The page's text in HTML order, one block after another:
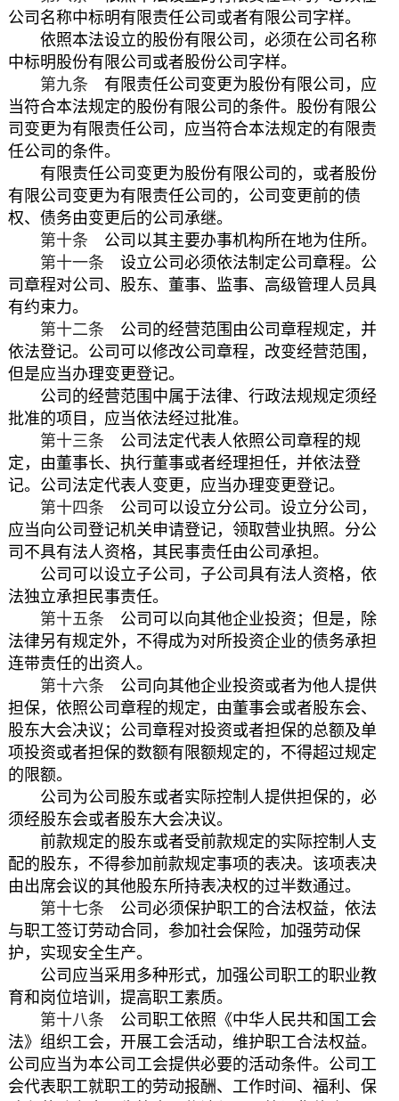
公司名称中标明有限责任公司或者有限公司字样。
依照本法设立的股份有限公司，必须在公司名称
中标明股份有限公司或者股份公司字样。
第九条 有限责任公司变更为股份有限公司，应
当符合本法规定的股份有限公司的条件。股份有限公
司变更为有限责任公司，应当符合本法规定的有限责
任公司的条件。
有限责任公司变更为股份有限公司的，或者股份
有限公司变更为有限责任公司的，公司变更前的债
权、债务由变更后的公司承继。
第十条 公司以其主要办事机构所在地为住所。
第十一条 设立公司必须依法制定公司章程。公
司章程对公司、股东、董事、监事、高级管理人员具
有约束力。
第十二条 公司的经营范围由公司章程规定，并
依法登记。公司可以修改公司章程，改变经营范围，
但是应当办理变更登记。
公司的经营范围中属于法律、行政法规规定须经
批准的项目，应当依法经过批准。
第十三条 公司法定代表人依照公司章程的规
定，由董事长、执行董事或者经理担任，并依法登
记。公司法定代表人变更，应当办理变更登记。
第十四条 公司可以设立分公司。设立分公司，
应当向公司登记机关申请登记，领取营业执照。分公
司不具有法人资格，其民事责任由公司承担。
公司可以设立子公司，子公司具有法人资格，依
法独立承担民事责任。
第十五条 公司可以向其他企业投资；但是，除
法律另有规定外，不得成为对所投资企业的债务承担
连带责任的出资人。
第十六条 公司向其他企业投资或者为他人提供
担保，依照公司章程的规定，由董事会或者股东会、
股东大会决议；公司章程对投资或者担保的总额及单
项投资或者担保的数额有限额规定的，不得超过规定
的限额。
公司为公司股东或者实际控制人提供担保的，必
须经股东会或者股东大会决议。
前款规定的股东或者受前款规定的实际控制人支
配的股东，不得参加前款规定事项的表决。该项表决
由出席会议的其他股东所持表决权的过半数通过。
第十七条 公司必须保护职工的合法权益，依法
与职工签订劳动合同，参加社会保险，加强劳动保
护，实现安全生产。
公司应当采用多种形式，加强公司职工的职业教
育和岗位培训，提高职工素质。
第十八条 公司职工依照《中华人民共和国工会
法》组织工会，开展工会活动，维护职工合法权益。
公司应当为本公司工会提供必要的活动条件。公司工
会代表职工就职工的劳动报酬、工作时间、福利、保